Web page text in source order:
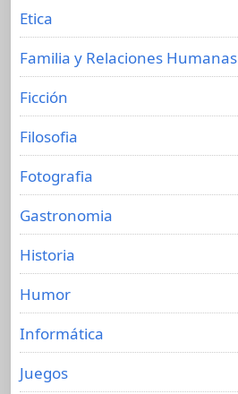
Etica
Familia y Relaciones Humanas
Ficción
Filosofia
Fotografia
Gastronomia
Historia
Humor
Informática
Juegos